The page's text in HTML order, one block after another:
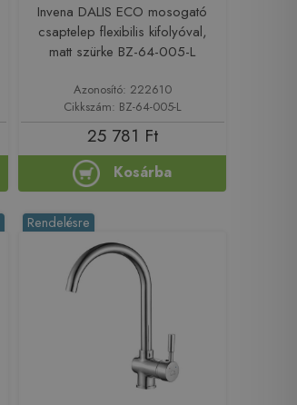
Invena DALIS ECO mosogató
csaptelep flexibilis kifolyóval,
matt szürke BZ-64-005-L
Azonosító: 222610
Cikkszám: BZ-64-005-L
25 781 Ft
Kosárba
Rendelésre